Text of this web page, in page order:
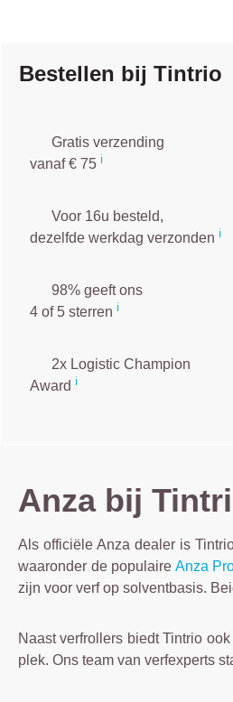
Bestellen bij Tintrio
Gratis verzending
vanaf € 75 ℹ️
Voor 16u besteld,
dezelfde werkdag verzonden ℹ️
98% geeft ons
4 of 5 sterren ℹ️
2x Logistic Champion
Award ℹ️
Anza bij
Als officiële Anza dealer is
waaronder de populaire Anza
zijn voor verf op solventbasis.
Naast verfrollers biedt Tintrio
plek. Ons team van verfexperts